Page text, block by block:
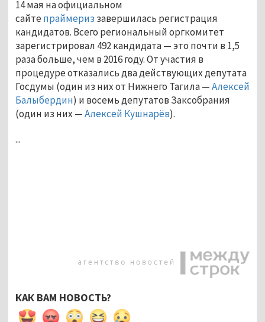
14 мая на официальном
сайте праймериз завершилась регистрация
кандидатов. Всего региональный оргкомитет
зарегистрировал 492 кандидата — это почти в 1,5
раза больше, чем в 2016 году. От участия в
процедуре отказались два действующих депутата
Госдумы (один из них от Нижнего Тагила —Алексей
Балыбердин) и восемь депутатов Заксобрания
(один из них —Алексей Кушнарёв).
...
КАК ВАМ НОВОСТЬ?